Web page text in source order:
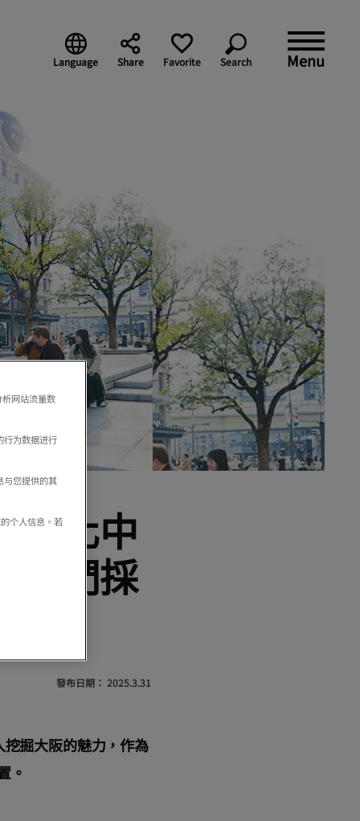
Language Share Favorite Search Menu
變化中
我們採
發布日期： 2025.3.31
掘大阪的魅力，作為
。
网站流量数
行为数据进行
与您提供的其
个人信息。若